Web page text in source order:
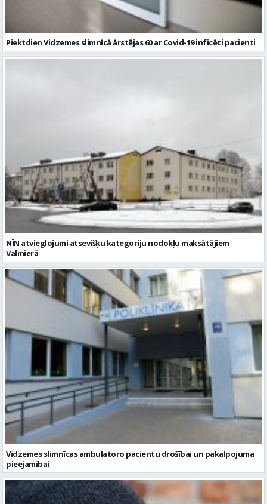
Piektdien Vidzemes slimnīcā ārstējas 60 ar Covid-19 inficēti pacienti
NĪN atvieglojumi atsevišķu kategoriju nodokļu maksātājiem
Valmierā
Vidzemes slimnīcas ambulatoro pacientu drošībai un pakalpojuma
pieejamībai